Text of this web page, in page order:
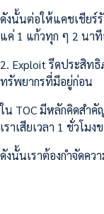
ดังนั้นต่อให้แคชเชียร์
แค่ 1 แก้วทุก ๆ 2 นา
2. Exploit รีดประสิท
ทรัพยากรที่มีอยู่ก่อน
ใน TOC มีหลักคิดสำคั
เราเสียเวลา 1 ชั่วโมง
ดังนั้นเราต้องกำจัดค